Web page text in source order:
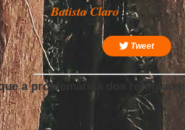
Batista Claro
Tweet
a problemática dos